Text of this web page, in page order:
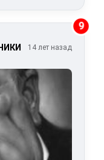
9
14 лет назад